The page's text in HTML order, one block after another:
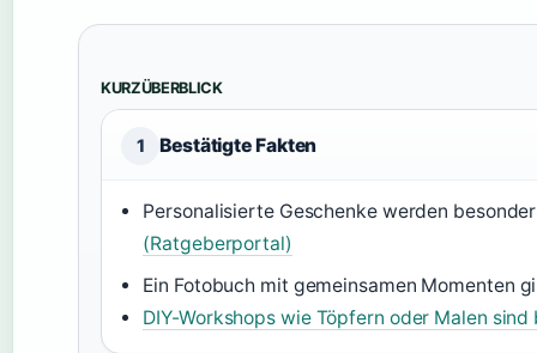
KURZÜBERBLICK
1 Bestätigte Fakten
Personalisierte Geschenke werden
(Ratgeberportal)
Ein Fotobuch mit gemeinsamen Momenten
DIY-Workshops wie Töpfern oder Malen